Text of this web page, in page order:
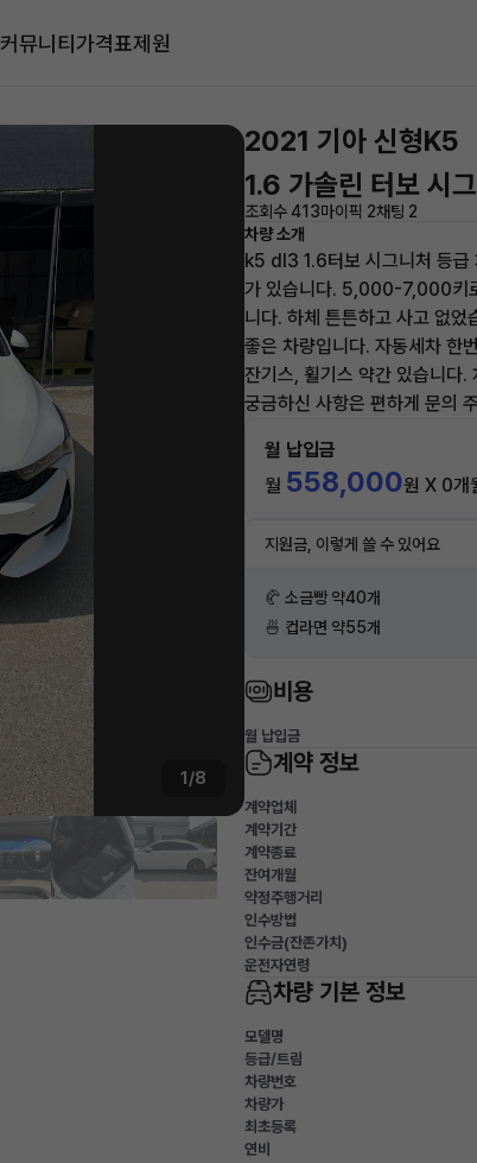
커뮤니티가격표제원
1/8
2021 기아 신형K5
1.6 가솔린 터보 시
조회수 413마이픽 2채팅 2
차량 소개
k5 dl3 1.6터보 시그니처 등급
가 있습니다. 5,000-7,000키
니다. 하체 튼튼하고 사고 없었
좋은 차량입니다. 자동세차 한
잔기스, 휠기스 약간 있습니다.
궁금하신 사항은 편하게 문의
월 납입금
월 558,000원 X 0개
지원금, 이렇게 쓸 수 있어요
🥐 소금빵 약40개
🍜 컵라면 약55개
비용
월 납입금
계약 정보
계약업체
계약기간
계약종료
잔여개월
약정주행거리
인수방법
인수금(잔존가치)
운전자연령
차량 기본 정보
모델명
등급/트림
차량번호
차량가
최초등록
연비